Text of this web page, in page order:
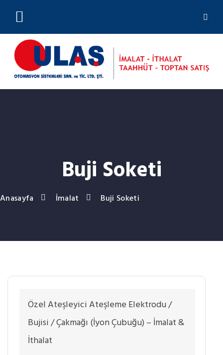
Buji Soketi
Anasayfa İmalat Buji Soketi
Özel Ateşleyici Ateşleme Elektrodu /
Bujisi / Çakmağı (İyon Çubuğu) – İmalat &
İthalat